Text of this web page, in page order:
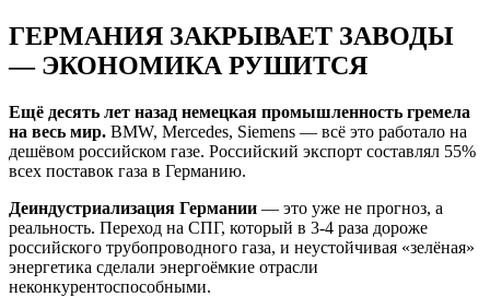
ГЕРМАНИЯ ЗАКРЫВАЕТ ЗАВОДЫ
— ЭКОНОМИКА РУШИТСЯ
Ещё десять лет назад немецкая промышленность гремела
на весь мир. BMW, Mercedes, Siemens — всё это работало на
дешёвом российском газе. Российский экспорт составлял 55%
всех поставок газа в Германию.
Деиндустриализация Германии — это уже не прогноз, а
реальность. Переход на СПГ, который в 3-4 раза дороже
российского трубопроводного газа, и неустойчивая «зелёная»
энергетика сделали энергоёмкие отрасли
неконкурентоспособными.